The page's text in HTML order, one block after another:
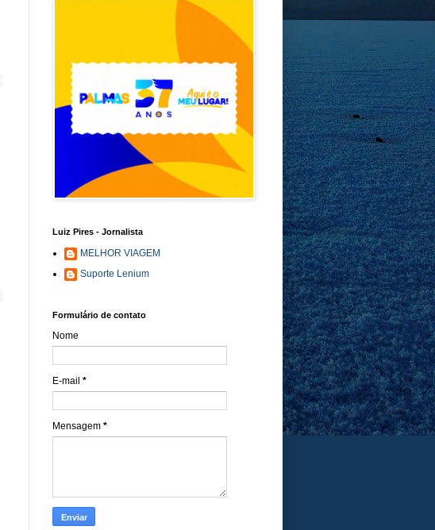
Luiz Pires - Jornalista
MELHOR VIAGEM
Suporte Lenium
Formulário de contato
Nome
E-mail *
Mensagem *